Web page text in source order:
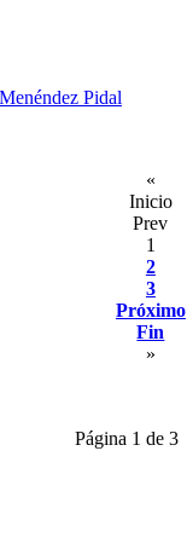
Pidal
«
Inicio
Prev
1
2
3
Próximo
Fin
»
Página 1 de 3